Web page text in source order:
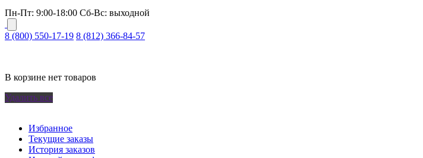
Пн-Пт: 9:00-18:00 Cб-Вс: выходной
8 (800) 550-17-19 8 (812) 366-84-57
В корзине нет товаров
Удалить все
Избранное
Текущие заказы
История заказов